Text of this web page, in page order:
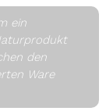
ein
den
Ware